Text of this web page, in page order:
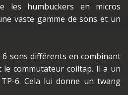
les humbuckers en micros
vaste gamme de sons et un
sons différents en combinant
le commutateur coiltap. Il a un
6. Cela lui donne un twang